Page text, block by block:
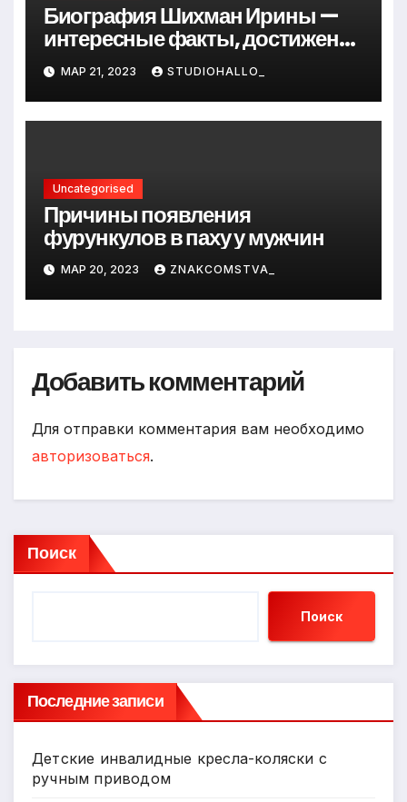
Биография Шихман Ирины —
интересные факты, достижения
и путь к успеху
МАР 21, 2023 STUDIOHALLO_
Uncategorised
Причины появления
фурункулов в паху у мужчин
МАР 20, 2023 ZNAKCOMSTVA_
Добавить комментарий
Для отправки комментария вам необходимо
авторизоваться.
Поиск
Поиск
Последние записи
Детские инвалидные кресла-коляски с
ручным приводом